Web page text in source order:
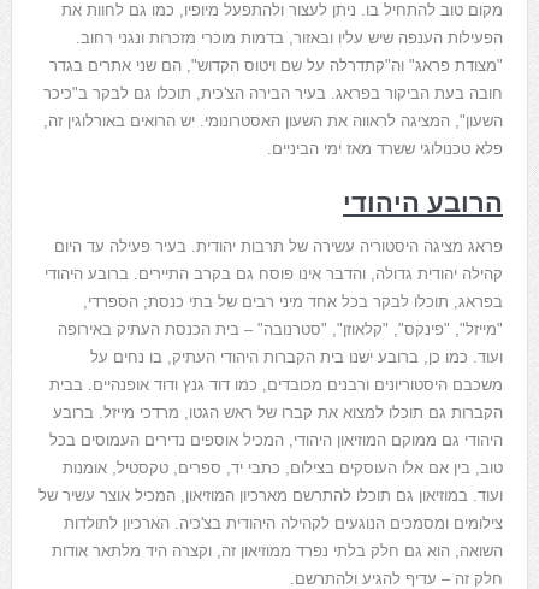
מקום טוב להתחיל בו. ניתן לעצור ולהתפעל מיופיו, כמו גם לחוות את
הפעילות הענפה שיש עליו ובאזור, בדמות מוכרי מזכרות ונגני רחוב.
"מצודת פראג" וה"קתדרלה על שם ויטוס הקדוש", הם שני אתרים בגדר
חובה בעת הביקור בפראג. בעיר הבירה הצ'כית, תוכלו גם לבקר ב"כיכר
השעון", המציגה לראווה את השעון האסטרונומי. יש הרואים באורלוגין זה,
פלא טכנולוגי ששרד מאז ימי הביניים.
הרובע היהודי
פראג מציגה היסטוריה עשירה של תרבות יהודית. בעיר פעילה עד היום
קהילה יהודית גדולה, והדבר אינו פוסח גם בקרב התיירים. ברובע היהודי
בפראג, תוכלו לבקר בכל אחד מיני רבים של בתי כנסת; הספרדי,
"מייזל", "פינקס", "קלאוזן", "סטרנובה" – בית הכנסת העתיק באירופה
ועוד. כמו כן, ברובע ישנו בית הקברות היהודי העתיק, בו נחים על
משכבם היסטוריונים ורבנים מכובדים, כמו דוד גנץ ודוד אופנהיים. בבית
הקברות גם תוכלו למצוא את קברו של ראש הגטו, מרדכי מייזל. ברובע
היהודי גם ממוקם המוזיאון היהודי, המכיל אוספים נדירים העמוסים בכל
טוב, בין אם אלו העוסקים בצילום, כתבי יד, ספרים, טקסטיל, אומנות
ועוד. במוזיאון גם תוכלו להתרשם מארכיון המוזיאון, המכיל אוצר עשיר של
צילומים ומסמכים הנוגעים לקהילה היהודית בצ'כיה. הארכיון לתולדות
השואה, הוא גם חלק בלתי נפרד ממוזיאון זה, וקצרה היד מלתאר אודות
חלק זה – עדיף להגיע ולהתרשם.